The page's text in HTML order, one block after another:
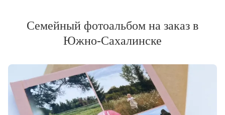
Семейный фотоальбом на заказ в
Южно-Сахалинске